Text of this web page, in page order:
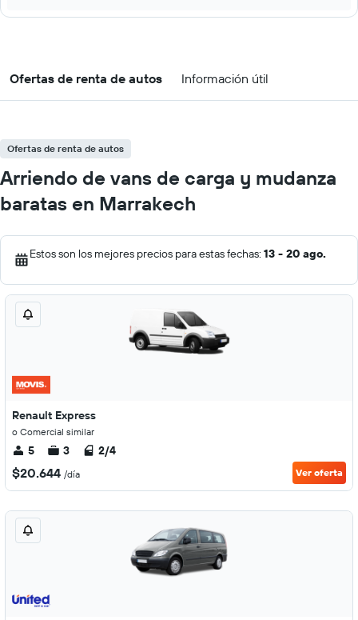
Ofertas de renta de autos Información útil
Ofertas de renta de autos
Arriendo de vans de carga y mudanza
baratas en Marrakech
Estos son los mejores precios para estas fechas: 13 - 20 ago.
Renault Express
o Comercial similar
5 3 2/4
$20.644 /día Ver oferta